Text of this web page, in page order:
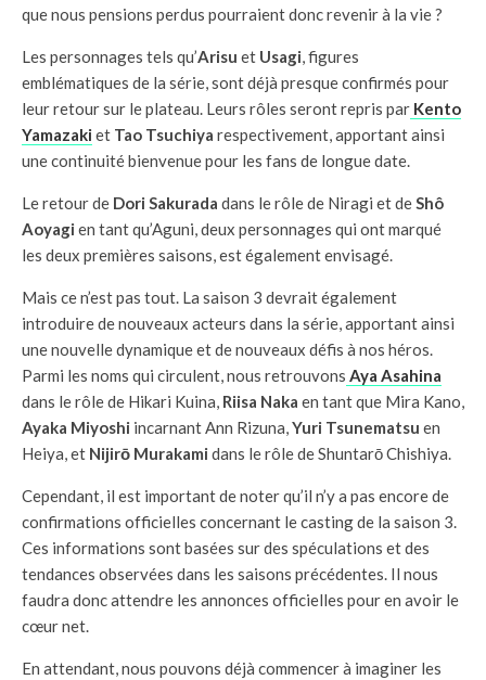
que nous pensions perdus pourraient donc revenir à la vie ?
Les personnages tels qu’Arisu et Usagi, figures
emblématiques de la série, sont déjà presque confirmés pour
leur retour sur le plateau. Leurs rôles seront repris par Kento
Yamazaki et Tao Tsuchiya respectivement, apportant ainsi
une continuité bienvenue pour les fans de longue date.
Le retour de Dori Sakurada dans le rôle de Niragi et deShô
Aoyagi en tant qu’Aguni, deux personnages qui ont marqué
les deux premières saisons, est également envisagé.
Mais ce n’est pas tout. La saison 3 devrait également
introduire de nouveaux acteurs dans la série, apportant ainsi
une nouvelle dynamique et de nouveaux défis à nos héros.
Parmi les noms qui circulent, nous retrouvons Aya Asahina
dans le rôle de Hikari Kuina, Riisa Naka en tant que Mira Kano,
Ayaka Miyoshi incarnant Ann Rizuna,Yuri Tsunematsu en
Heiya, et Nijirō Murakami dans le rôle de Shuntarō Chishiya.
Cependant, il est important de noter qu’il n’y a pas encore de
confirmations officielles concernant le casting de la saison 3.
Ces informations sont basées sur des spéculations et des
tendances observées dans les saisons précédentes. Il nous
faudra donc attendre les annonces officielles pour en avoir le
cœur net.
En attendant, nous pouvons déjà commencer à imaginer les